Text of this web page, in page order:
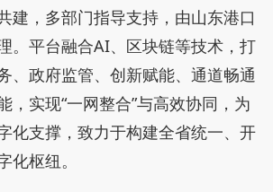
建，多部门指导支持，由山东港口
。平台融合AI、区块链等技术，打
、政府监管、创新赋能、通道畅通
，实现“一网整合”与高效协同，为
化支撑，致力于构建全省统一、开
化枢纽。